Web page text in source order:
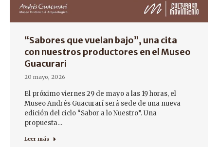
“Sabores que vuelan bajo”, una cita
con nuestros productores en el Museo
Guacurari
20 mayo, 2026
El próximo viernes 29 de mayo a las 19 horas, el
Museo Andrés Guacurarí será sede de una nueva
edición del ciclo “Sabor a lo Nuestro”. Una
propuesta…
Leer más